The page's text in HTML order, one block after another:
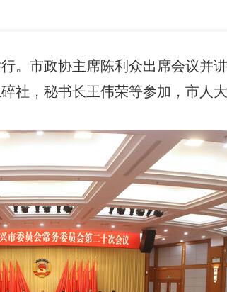
。市政协主席陈利众出席会议并
社，秘书长王伟荣等参加，市人